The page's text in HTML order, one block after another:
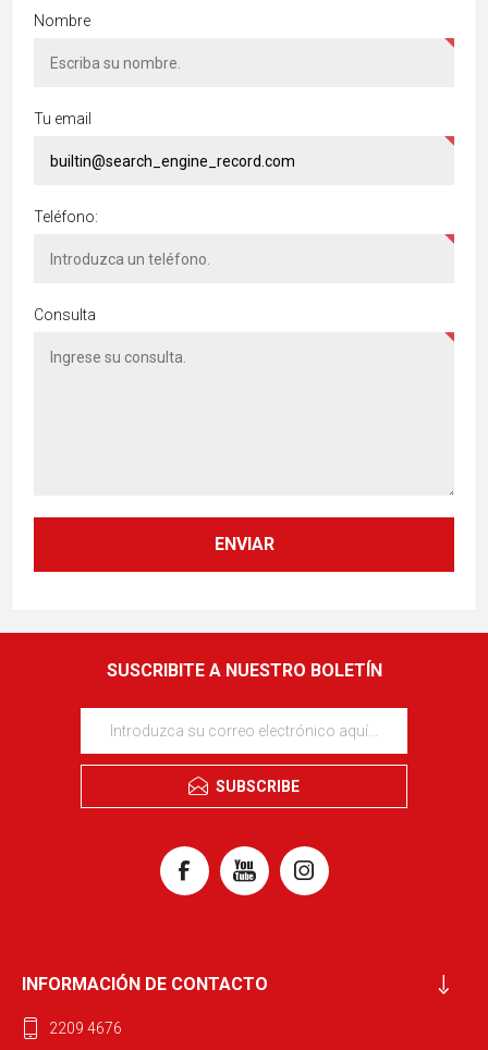
Nombre
Tu email
Teléfono:
Consulta
SUSCRIBITE A NUESTRO BOLETÍN
SUBSCRIBE
INFORMACIÓN DE CONTACTO
2209 4676